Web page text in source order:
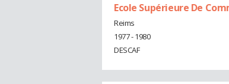
Ecole Supérieure De
Reims
1977 - 1980
DESCAF